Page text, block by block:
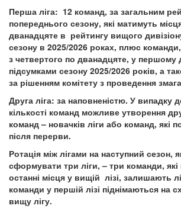
Перша ліга: 12 команд, за загальним
попереднього сезону, які матимуть
дванадцяте в рейтингу вищого
сезону в 2025/2026 роках, плюс
з четвертого по дванадцяте, у першому
підсумками сезону 2025/2026 років, а
за рішенням комітету з проведення
Друга ліга: за наповненістю. У випадку
кількості команд можливе утворення
команд – новачків ліги або команд, які
після перерви.
Ротація між лігами на наступний сезон,
сформувати три ліги, – три команди, які
останні місця у вищій лізі, залишають
команди у першій лізі піднімаються на
вищу лігу.